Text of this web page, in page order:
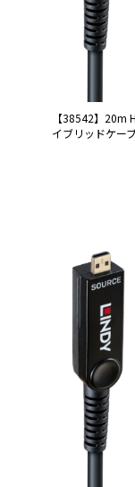
【38542】20m
イブリッドケー